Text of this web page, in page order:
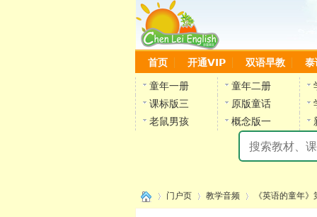
首页 开通VIP 双语早教 泰
童年一册 童年二册
课标版三
原版童话
老鼠男孩
概念版一
门户页 教学音频 《英语的童年